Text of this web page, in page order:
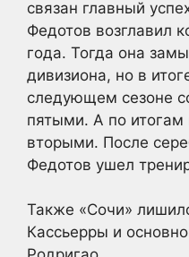
связан главный
Федотов возглавил
года. Тогда она
дивизиона, но в
следующем сезоне
пятыми. А по
вторыми. После
Федотов ушел
Также «Сочи»
Кассьерры и